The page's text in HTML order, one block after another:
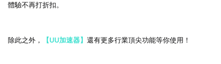
體驗不再打折扣。
除此之外， 【UU加速器】 還有更多行業頂尖功能等你使用！